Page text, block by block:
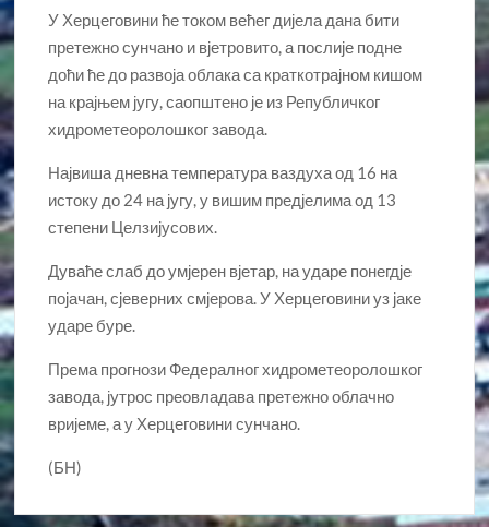
У Херцеговини ће током већег дијела дана бити
претежно сунчано и вјетровито, а послије подне
доћи ће до развоја облака са краткотрајном кишом
на крајњем југу, саопштено је из Републичког
хидрометеоролошког завода.
Највиша дневна температура ваздуха од 16 на
истоку до 24 на југу, у вишим предјелима од 13
степени Целзијусових.
Дуваће слаб до умјерен вјетар, на ударе понегдје
појачан, сјеверних смјерова. У Херцеговини уз јаке
ударе буре.
Према прогнози Федералног хидрометеоролошког
завода, јутрос преовладава претежно облачно
вријеме, а у Херцеговини сунчано.
(БН)